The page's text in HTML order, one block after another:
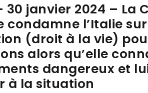
30 janvier 2024 – La
condamne l’Italie
(droit à la vie)
alors qu’elle
dangereux et
à la situation